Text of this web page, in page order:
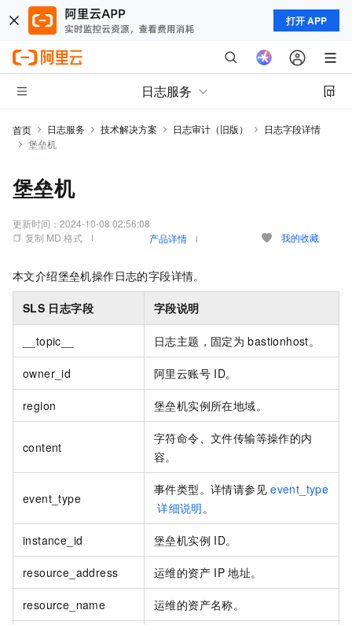
打开 APP
日志服务
首页 日志服务 技术解决方案 日志审计（旧版）
日志字段详情
堡垒机
堡垒机
更新时间： 2024-10-08 02:56:08
复制 MD 格式
产品详情 我的收藏
本文介绍堡垒机操作日志的字段详情。
SLS 日志字段 字段说明
__topic__ 日志主题，固定为 bastionhost。
owner_id 阿里云账号 ID。
region 堡垒机实例所在地域。
content
字符命令、文件传输等操作的内
容。
event_type
事件类型。详情请参见 event_type
详细说明。
instance_id 堡垒机实例 ID。
resource_address 运维的资产 IP 地址。
resource_name 运维的资产名称。